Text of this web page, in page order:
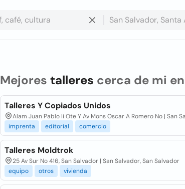
Mejores talleres cerca de mi en
Talleres Y Copiados Unidos
Alam Juan Pablo Ii Ote Y Av Mons Oscar A Romero No | San
imprenta
editorial comercio
Talleres Moldtrok
25 Av Sur No 416, San Salvador | San Salvador, San Salvador
equipo
otros vivienda